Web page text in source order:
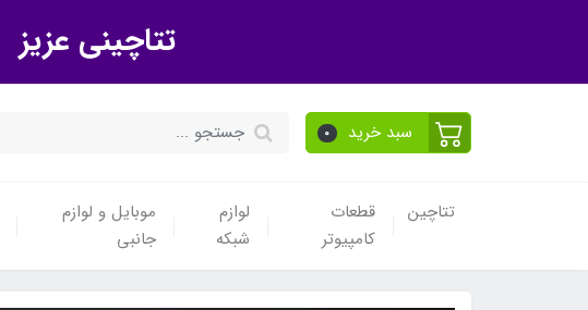
تتاچینی عزیز
سبد خرید 0
تتاچین
قطعات
کامپیوتر
لوازم
شبکه
موبایل و لوازم
جانبی